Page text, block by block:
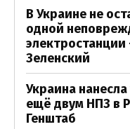
В Украине не
одной
электростанции
Зеленский
Украина
ещё двум НПЗ в
Генштаб